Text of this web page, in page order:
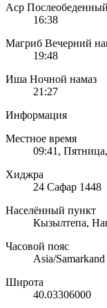
Аср
16:38
Магриб Вечерний
19:48
Иша Ночной намаз
21:27
Информация
Местное время
09:41 ,
Хиджра
24 Сафар 1448
Населённый пункт
Кызылтепа,
Часовой пояс
Asia/Samarkand
Широта
40.03306000